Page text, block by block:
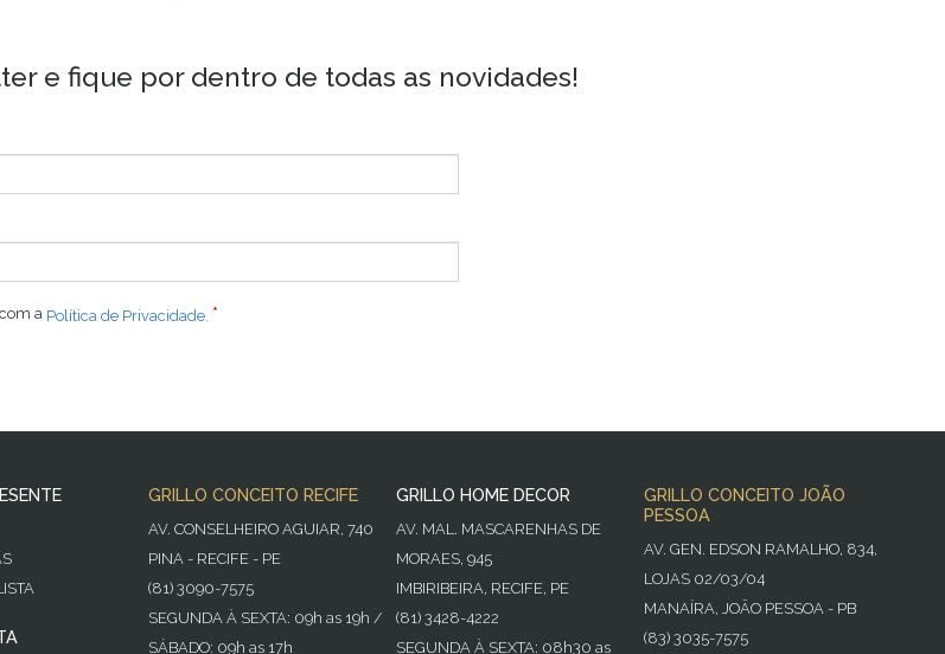
e fique por dentro de todas as novidades!
a Política de Privacidade.
GRILLO CONCEITO RECIFE
AV. CONSELHEIRO AGUIAR, 740
PINA - RECIFE - PE
(81) 3090-7575
SEGUNDA À SEXTA: 09h as 19h /
SÁBADO: 09h as 17h
GRILLO HOME DECOR
AV. MAL. MASCARENHAS DE
MORAES, 945
IMBIRIBEIRA, RECIFE, PE
(81) 3428-4222
SEGUNDA À SEXTA: 08h30 as
GRILLO CONCEITO JOÃO
PESSOA
AV. GEN. EDSON RAMALHO, 834,
LOJAS 02/03/04
MANAÍRA, JOÃO PESSOA - PB
(83) 3035-7575